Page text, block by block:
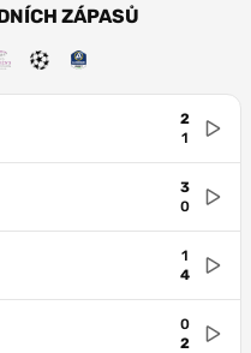
ZÁPASŮ
2
1
3
0
1
4
0
2